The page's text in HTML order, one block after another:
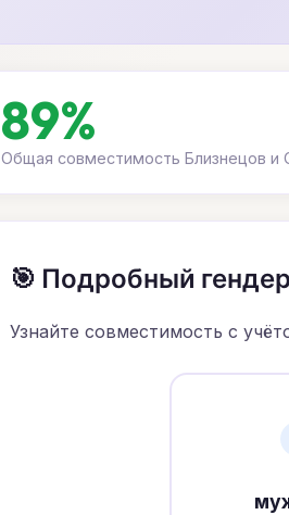
89%
Общая совместимость Близнецов и
🎯 Подробный
Узнайте совместимость с